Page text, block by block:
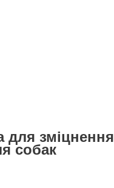
для зміцнення
собак